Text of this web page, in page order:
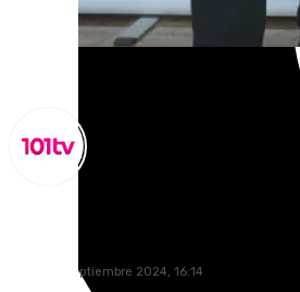
martes, 3 septiembre 2024, 16:14